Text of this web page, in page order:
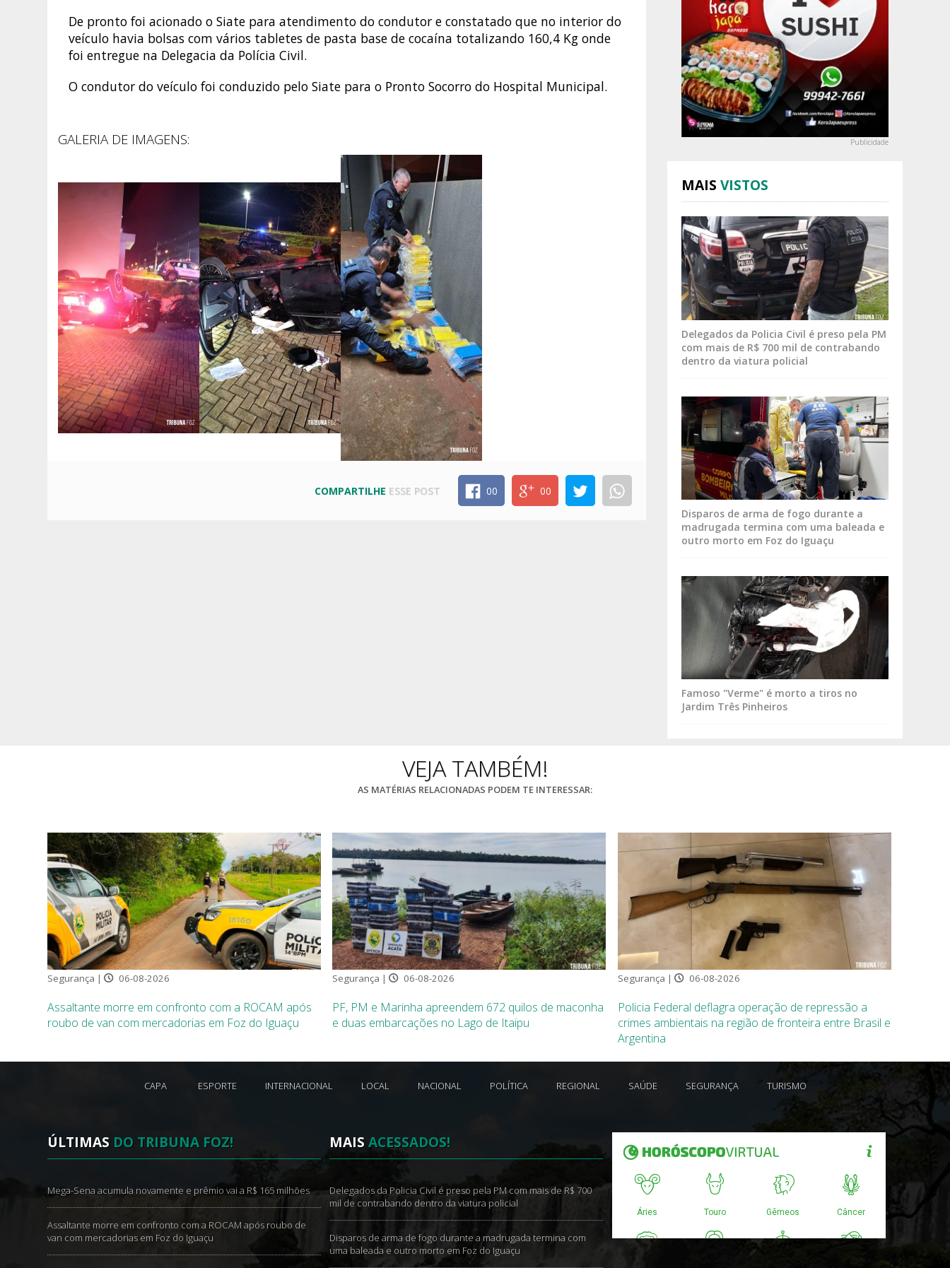
De pronto foi acionado o Siate para atendimento do condutor e constatado que no interior do
veículo havia bolsas com vários tabletes de pasta base de cocaína totalizando 160,4 Kg onde
foi entregue na Delegacia da Polícia Civil.
O condutor do veículo foi conduzido pelo Siate para o Pronto Socorro do Hospital Municipal.
GALERIA DE IMAGENS:
COMPARTILHE ESSE POST 00 00
Publicidade
MAIS VISTOS
Delegados da Policia Civil é preso pela PM
com mais de R$ 700 mil de contrabando
dentro da viatura policial
Disparos de arma de fogo durante a
madrugada termina com uma baleada e
outro morto em Foz do Iguaçu
Famoso "Verme" é morto a tiros no
Jardim Três Pinheiros
VEJA TAMBÉM!
AS MATÉRIAS RELACIONADAS PODEM TE INTERESSAR:
Segurança | 06-08-2026
Assaltante morre em confronto com a ROCAM após
roubo de van com mercadorias em Foz do Iguaçu
Segurança | 06-08-2026
PF, PM e Marinha apreendem 672 quilos de maconha
e duas embarcações no Lago de Itaipu
Segurança | 06-08-2026
Policia Federal deflagra operação de repressão a
crimes ambientais na região de fronteira entre Brasil e
Argentina
CAPA ESPORTE INTERNACIONAL LOCAL NACIONAL POLÍTICA REGIONAL SAÚDE SEGURANÇA TURISMO
ÚLTIMAS DO TRIBUNA FOZ!
Mega-Sena acumula novamente e prêmio vai a R$ 165 milhões
Assaltante morre em confronto com a ROCAM após roubo de
van com mercadorias em Foz do Iguaçu
MAISACESSADOS!
Delegados da Policia Civil é preso pela PM com mais de R$ 700
mil de contrabando dentro da viatura policial
Disparos de arma de fogo durante a madrugada termina com
uma baleada e outro morto em Foz do Iguaçu